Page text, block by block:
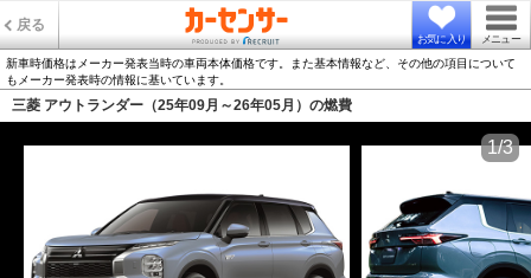
戻る
お気に入り メニュー
新車時価格はメーカー発表当時の車両本体価格です。また基本情報など、その他の項目について
もメーカー発表時の情報に基いています。
三菱 アウトランダー（25年09月～26年05月）の燃費
1/3